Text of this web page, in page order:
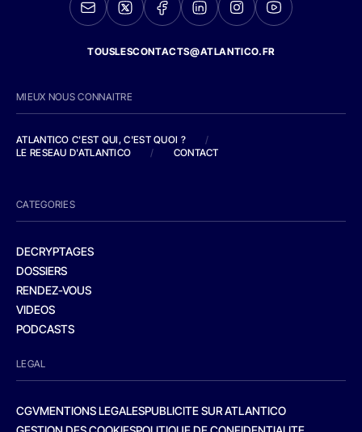
TOUSLESCONTACTS@ATLANTICO.FR
MIEUX NOUS CONNAITRE
ATLANTICO C'EST QUI, C'EST QUOI ?
/
LE RESEAU D'ATLANTICO
/ CONTACT
CATEGORIES
DECRYPTAGES
DOSSIERS
RENDEZ-VOUS
VIDEOS
PODCASTS
LEGAL
CGVMENTIONS LEGALESPUBLICITE SUR ATLANTICO